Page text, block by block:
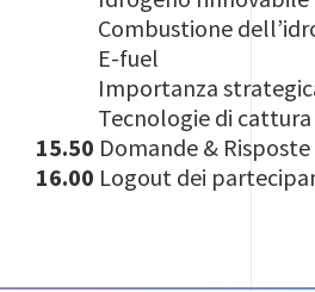
Combustione
E-fuel
Importanza strategica
Tecnologie di cattura e
15.50 Domande & Risposte
16.00 Logout dei